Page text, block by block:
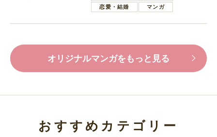
恋愛・結婚
マンガ
オリジナルマンガをもっと見る
おすすめカテゴリー